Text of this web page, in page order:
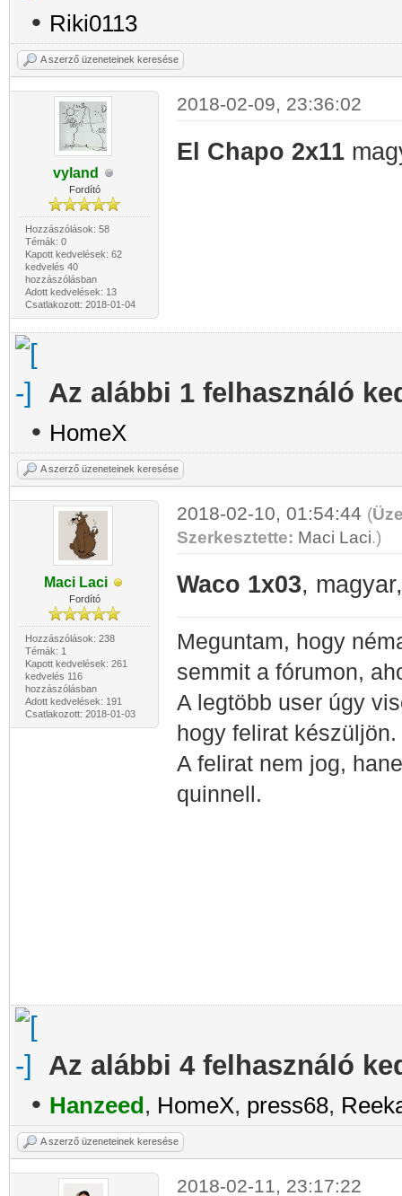
• Riki0113
A szerző üzeneteinek keresése
vyland
Fordító
Hozzászólások: 58
Témák: 0
Kapott kedvelések: 62
kedvelés 40
hozzászólásban
Adott kedvelések: 13
Csatlakozott: 2018-01-04
2018-02-09, 23:36:02
El Chapo 2x11
Az alábbi 1 felhasználó
• HomeX
A szerző üzeneteinek keresése
Maci Laci
Fordító
Hozzászólások: 238
Témák: 1
Kapott kedvelések: 261
kedvelés 116
hozzászólásban
Adott kedvelések: 191
Csatlakozott: 2018-01-03
2018-02-10, 01:54:44 (
Szerkesztette: Maci Laci.)
Waco 1x03,
Meguntam, hogy
semmit a fórumon,
A legtöbb user úgy
hogy felirat
A felirat nem jog,
quinnell.
Az alábbi 4 felhasználó
• Hanzeed, HomeX, press68,
A szerző üzeneteinek keresése
2018-02-11, 23:17:22